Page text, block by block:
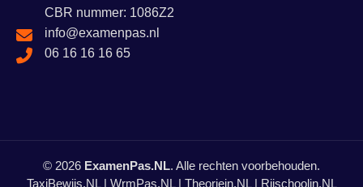
CBR nummer: 1086Z2
info@examenpas.nl
06 16 16 16 65
© 2026 ExamenPas.NL. Alle rechten voorbehouden.
TaxiBewijs.NL| WrmPas.NL| Theoriein.NL| Rijschoolin.NL